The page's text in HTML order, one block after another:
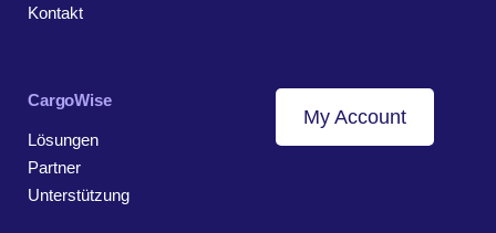
Kontakt
CargoWise
Lösungen
Partner
Unterstützung
My Account